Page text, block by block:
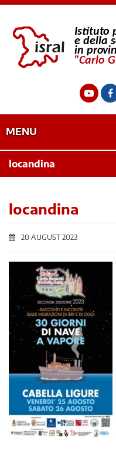
MENU
locandina
locandina
20 AUGUST 2023